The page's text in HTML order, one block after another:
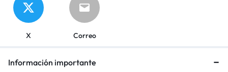
X Correo
Información importante